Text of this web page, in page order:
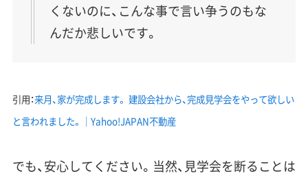
くないのに、こんな事で言い争うのもな
んだか悲しいです。
引用：来月、家が完成します。 建設会社から、完成見学会をやって欲しい
と言われました。｜Yahoo!JAPAN不動産
でも、安心してください。 当然、見学会を断ることは